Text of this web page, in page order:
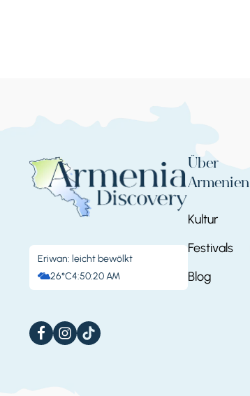
Eriwan: leicht bewölkt
26°C4:50:23 AM
Über
Armenien
Kultur
Festivals
Blog